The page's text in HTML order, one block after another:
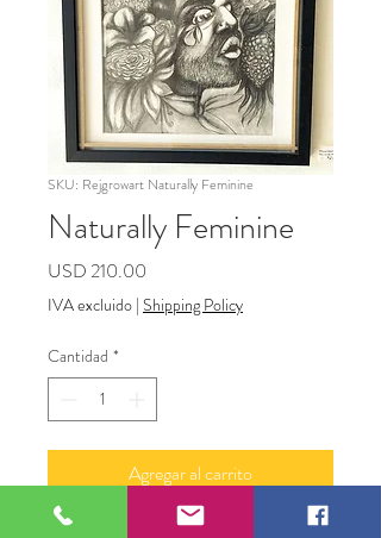
SKU: Rejgrowart Naturally Feminine
Naturally Feminine
USD 210.00
IVA excluido | Shipping Policy
Cantidad *
Agregar al carrito